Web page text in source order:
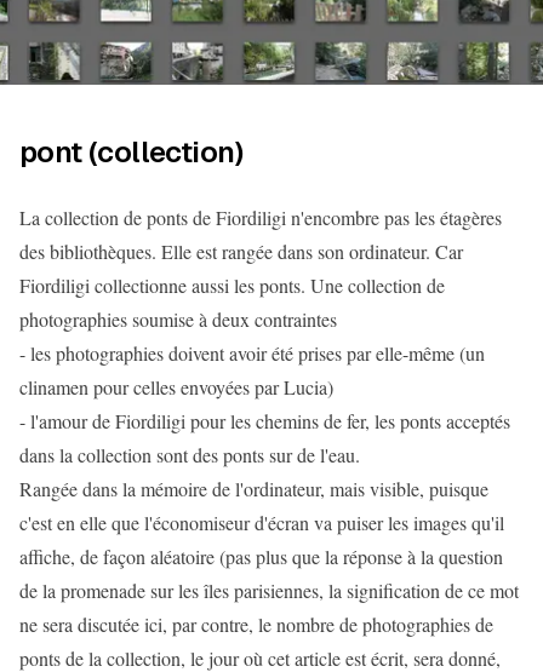
pont (collection)
La collection de ponts de Fiordiligi n'encombre pas les étagères
des bibliothèques. Elle est rangée dans son ordinateur. Car
Fiordiligi collectionne aussi les ponts. Une collection de
photographies soumise à deux contraintes
- les photographies doivent avoir été prises par elle-même (un
clinamen pour celles envoyées par Lucia)
- l'amour de Fiordiligi pour les chemins de fer, les ponts acceptés
dans la collection sont des ponts sur de l'eau.
Rangée dans la mémoire de l'ordinateur, mais visible, puisque
c'est en elle que l'économiseur d'écran va puiser les images qu'il
affiche, de façon aléatoire (pas plus que la réponse à la question
de la promenade sur les îles parisiennes, la signification de ce mot
ne sera discutée ici, par contre, le nombre de photographies de
ponts de la collection, le jour où cet article est écrit, sera donné,